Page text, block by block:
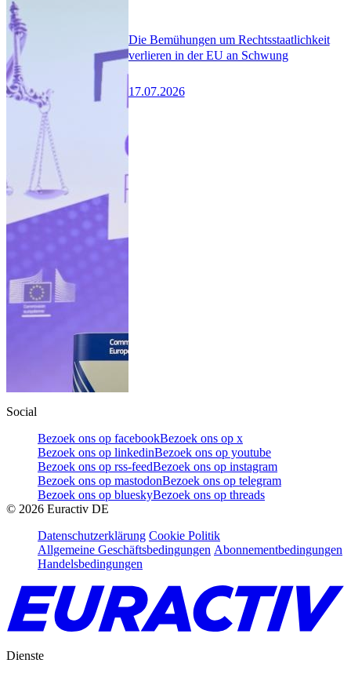
Die Bemühungen um Rechtsstaatlichkeit
verlieren in der EU an Schwung
17.07.2026
Social
Bezoek ons op facebookBezoek ons op x
Bezoek ons op linkedinBezoek ons op youtube
Bezoek ons op rss-feedBezoek ons op instagram
Bezoek ons op mastodonBezoek ons op telegram
Bezoek ons op blueskyBezoek ons op threads
© 2026 Euractiv DE
Datenschutzerklärung Cookie Politik
Allgemeine Geschäftsbedingungen Abonnementbedingungen
Handelsbedingungen
Dienste